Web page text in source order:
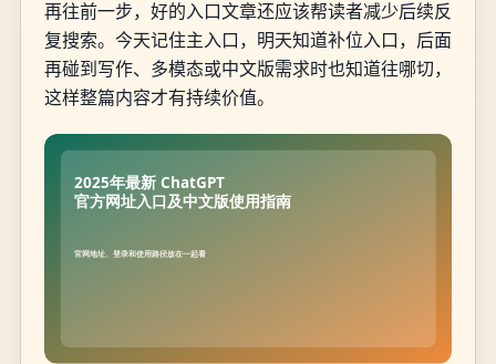
再往前一步，好的入口文章还应该帮读者减少后续反
复搜索。今天记住主入口，明天知道补位入口，后面
再碰到写作、多模态或中文版需求时也知道往哪切，
这样整篇内容才有持续价值。